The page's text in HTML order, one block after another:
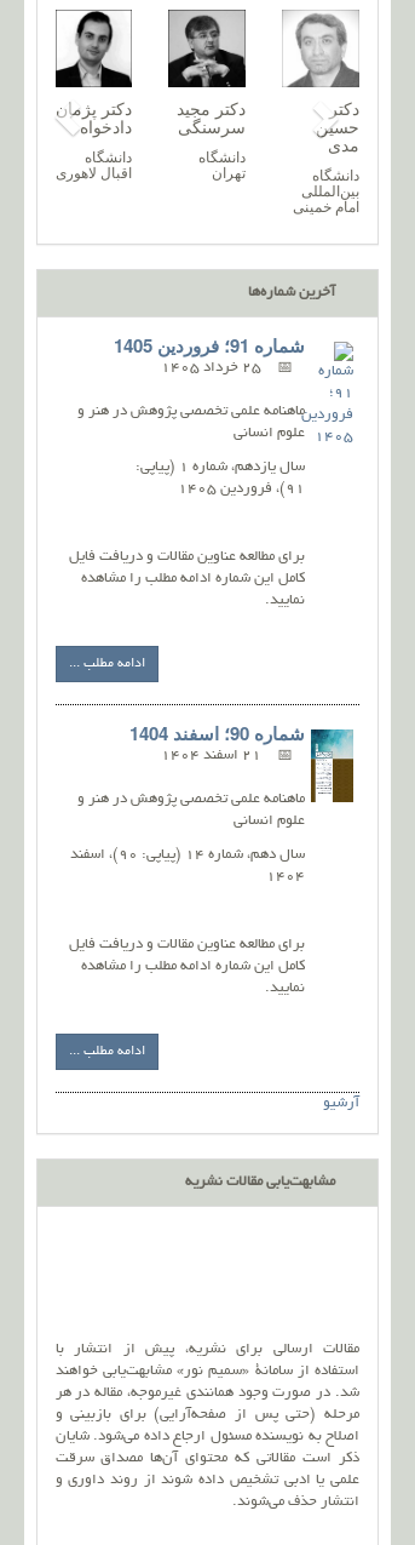
دکتر
حسین
دانشگاه
دکتر پریسا
آروند
دانشگاه
گیلان
دکتر نغمه
خرازیان
دانشگاه
زنجان
آخرین شماره‌ها
شماره 91؛ فروردین 1405
25 خرداد 1405
ماهنامه علمی تخصصی پژوهش در هنر و
علوم انسانی
سال یازدهم، شماره 1 (پیاپی:
91)، فروردین 1405
برای مطالعه عناوین مقالات و دریافت فایل
کامل این شماره ادامه مطلب را مشاهده
نمایید.
ادامه مطلب ...
شماره 90؛ اسفند 1404
21 اسفند 1404
ماهنامه علمی تخصصی پژوهش در هنر و
علوم انسانی
سال دهم، شماره 14 (پیاپی: 90)، اسفند
1404
برای مطالعه عناوین مقالات و دریافت فایل
کامل این شماره ادامه مطلب را مشاهده
نمایید.
ادامه مطلب ...
آرشیو
مشابهت‌یابی مقالات نشریه
مقالات ارسالی برای نشریه، پیش از انتشار با
استفاده از سامانۀ «سمیم نور» مشابهت‌یابی خواهند
شد. در صورت وجود همانندی غیرموجه، مقاله در هر
مرحله (حتی پس از صفحه‌آرایی) برای بازبینی و
اصلاح به نویسنده مسئول ارجاع داده می‌شود. شایان
ذکر است مقالاتی که محتوای آن‌ها مصداق سرقت
علمی یا ادبی تشخیص داده شوند از روند داوری و
انتشار حذف می‌شوند.